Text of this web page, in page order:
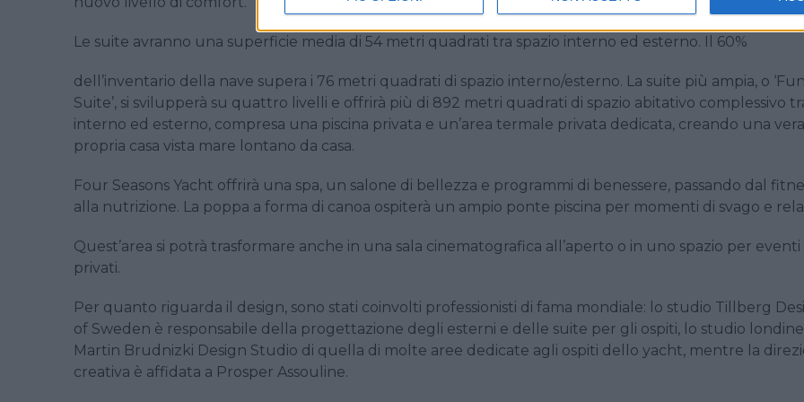
Le suite avranno una superficie media di 54 metri quadrati tra spazio interno ed esterno. Il 60%
dell’inventario della nave supera i 76 metri quadrati di spazio interno/esterno. La suite più ampia, o
Suite’, si svilupperà su quattro livelli e offrirà più di 892 metri quadrati di spazio abitativo complessivo
interno ed esterno, compresa una piscina privata e un’area termale privata dedicata, creando una
propria casa vista mare lontano da casa.
Four Seasons Yacht offrirà una spa, un salone di bellezza e programmi di benessere, passando dal
alla nutrizione. La poppa a forma di canoa ospiterà un ampio ponte piscina per momenti di svago e
Quest’area si potrà trasformare anche in una sala cinematografica all’aperto o in uno spazio per eventi
privati.
Per quanto riguarda il design, sono stati coinvolti professionisti di fama mondiale: lo studio Tillberg
of Sweden è responsabile della progettazione degli esterni e delle suite per gli ospiti, lo studio
Martin Brudnizki Design Studio di quella di molte aree dedicate agli ospiti dello yacht, mentre la
creativa è affidata a Prosper Assouline.